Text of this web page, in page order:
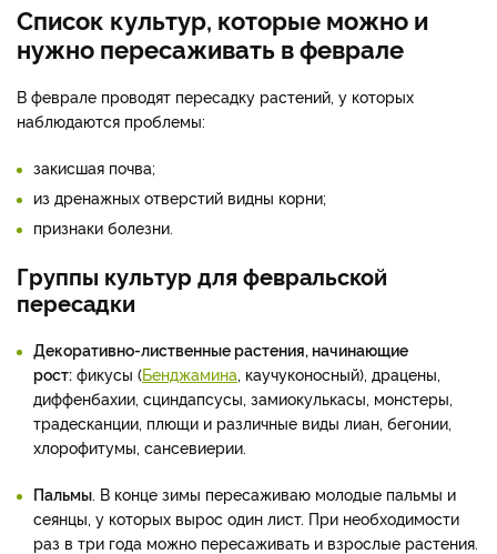
Список культур, которые можно и
нужно пересаживать в феврале
В феврале проводят пересадку растений, у которых
наблюдаются проблемы:
закисшая почва;
из дренажных отверстий видны корни;
признаки болезни.
Группы культур для февральской
пересадки
Декоративно-лиственные растения, начинающие
рост: фикусы (Бенджамина , каучуконосный), драцены,
диффенбахии, сциндапсусы, замиокулькасы, монстеры,
традесканции, плющи и различные виды лиан, бегонии,
хлорофитумы, сансевиерии.
Пальмы . В конце зимы пересаживаю молодые пальмы и
сеянцы, у которых вырос один лист. При необходимости
раз в три года можно пересаживать и взрослые растения.